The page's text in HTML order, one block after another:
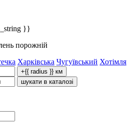
}}
порожній
Харківська Чугуївський Хотімля
+{{ radius }} км
шукати в каталозі